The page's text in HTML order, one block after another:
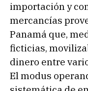
importación y
mercancías
Panamá que,
ficticias,
dinero entre
El modus